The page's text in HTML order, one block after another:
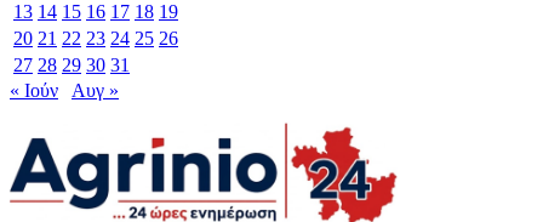
13 14 15 16 17 18 19
20 21 22 23 24 25 26
27 28 29 30 31
« Ιούν
Αυγ »